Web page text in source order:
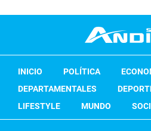
INICIO POLÍTICA
DEPARTAMENTALES
LIFESTYLE
MUNDO